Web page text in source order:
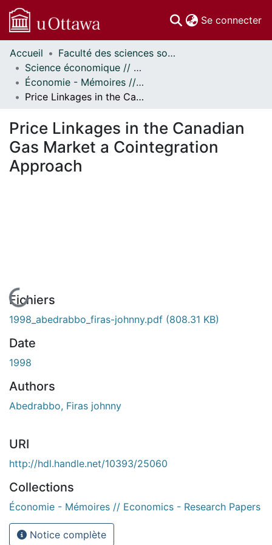
Se connecter
Communautés
et collections
Parcourir
Statistiques
À propos
Accueil
Faculté des sciences sociales // Faculty of Social Sciences
Science économique // Economics
Économie - Mémoires // Economics - Research Papers
Price Linkages in the Canadian Gas Market a Cointegration Approach
Price Linkages in the Canadian
Gas Market a Cointegration
Approach
En cours de chargement...
Fichiers
1998_abedrabbo_firas-johnny.pdf (808.31 KB)
Date
1998
Authors
Abedrabbo, Firas johnny
URI
http://hdl.handle.net/10393/25060
Collections
Économie - Mémoires // Economics - Research Papers
Notice complète